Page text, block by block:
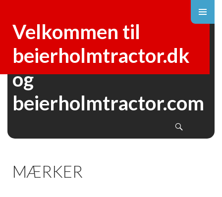
Velkommen til
beierholmtractor.dk
og
beierholmtractor.com
SKIP
TO
MÆRKER